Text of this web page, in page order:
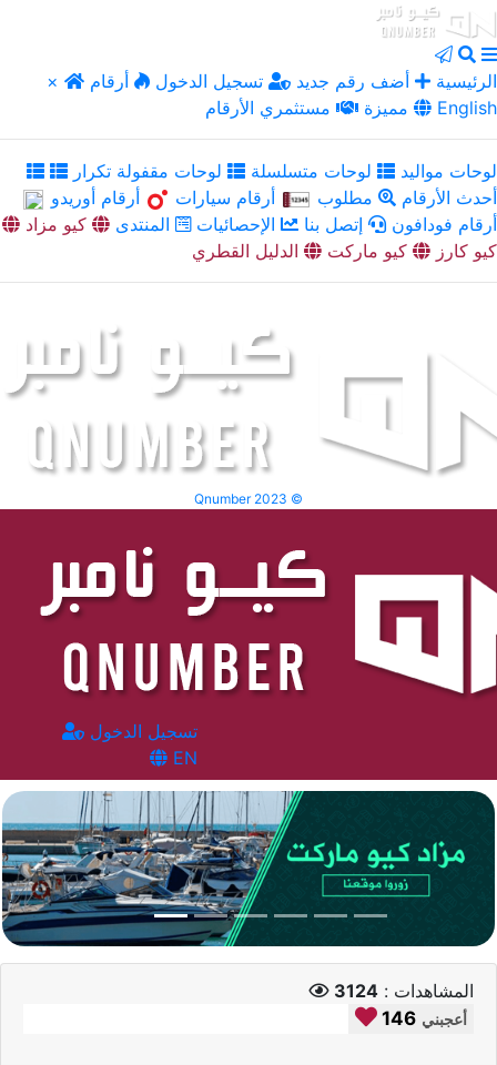
× الرئيسية أضف رقم جديد تسجيل الدخول
أرقام
مميزة
مستثمري الأرقام English
لوحات مواليد لوحات متسلسلة
لوحات مقفولة تكرار
أحدث الأرقام
مطلوب أرقام سيارات
أرقام أوريدو
أرقام فودافون
إتصل بنا الإحصائيات المنتدى
كيو مزاد
كيو كارز
كيو ماركت الدليل القطري
Qnumber 2023 ©
تسجيل الدخول
EN
المشاهدات : 3124
146 أعجبني